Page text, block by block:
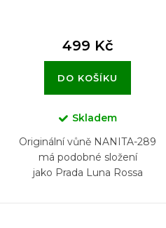
499 Kč
DO KOŠÍKU
Skladem
Originální vůně NANITA-289
má podobné složení
jako Prada Luna Rossa